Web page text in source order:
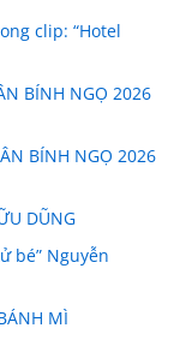
clip: “Hotel
BÍNH NGỌ 2026
BÍNH NGỌ 2026
DŨNG
bé” Nguyễn
MÌ